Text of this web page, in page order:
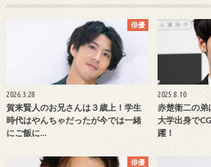
俳優
2026.3.28
賀来賢人のお兄さんは３歳上！学生
時代はやんちゃだったが今では一緒
にご飯に…
2025.8.10
赤楚衛二の弟
大学出身で
躍！
俳優